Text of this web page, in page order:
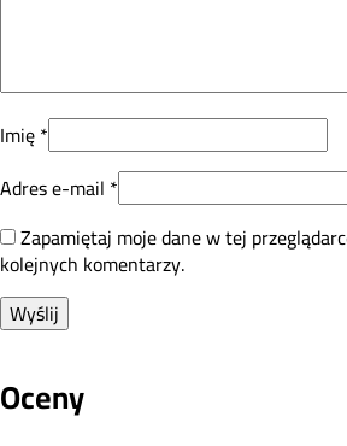
Imię*
Adres e-mail *
Zapamiętaj moje dane w tej
kolejnych komentarzy.
Oceny